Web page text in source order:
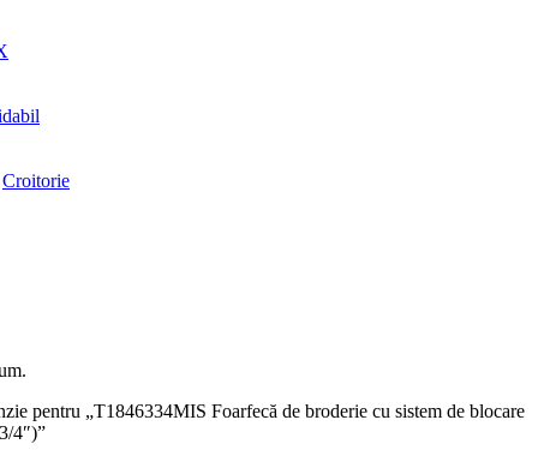
Croitorie
pentru „T1846334MIS Foarfecă de broderie cu sistem de blocare
4″)”